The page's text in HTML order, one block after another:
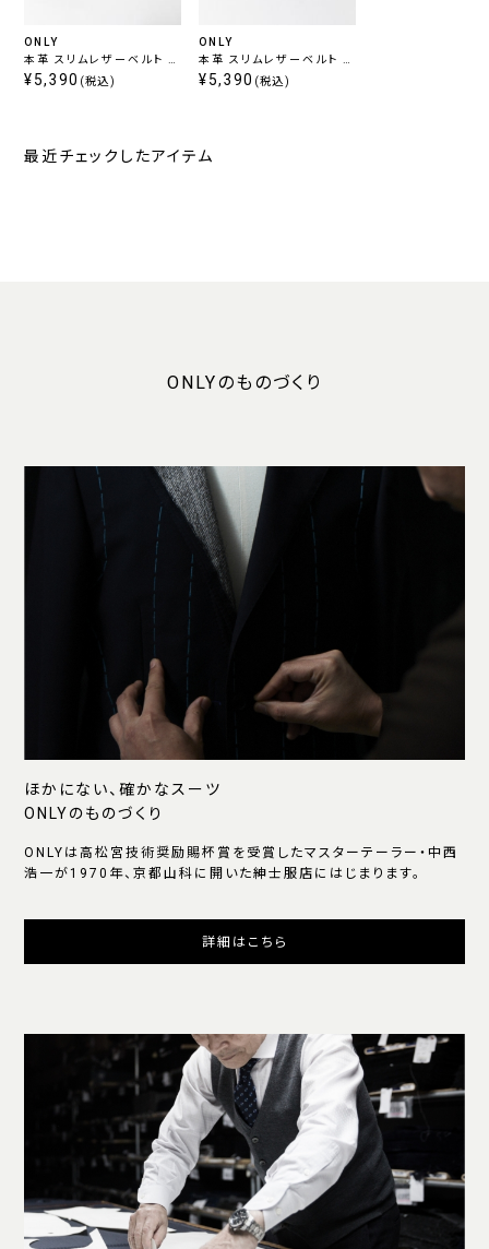
ONLY
本革 スリムレザーベルト ベ
ージュ
¥5,390 (税込)
ONLY
本革 スリムレザーベルト ブ
ラック
¥5,390 (税込)
最近チェックしたアイテム
ONLYのものづくり
ほかにない、確かなスーツ
ONLYのものづくり
ONLYは高松宮技術奨励賜杯賞を受賞したマスターテーラー・中西
浩一が1970年、京都山科に開いた紳士服店にはじまります。
詳細はこちら